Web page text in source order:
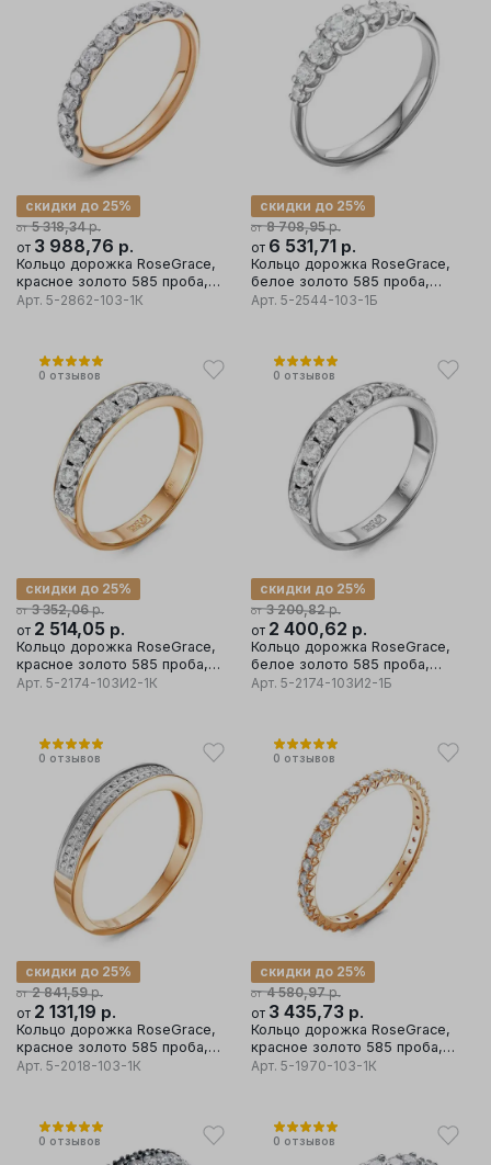
от 5 318,34р.
скидки до 25%
от 3 988,76 р.
Кольцо дорожка RoseGrace,
красное золото 585 проба,
вставка бриллиант
Арт. 5-2862-103-1К
от 8 708,95р.
скидки до 25%
от 6 531,71 р.
Кольцо дорожка RoseGrace,
белое золото 585 проба,
вставка бриллиант
Арт. 5-2544-103-1Б
0 отзывов
от 3 352,06р.
скидки до 25%
от 2 514,05 р.
Кольцо дорожка RoseGrace,
красное золото 585 проба,
вставка бриллиант
Арт. 5-2174-103И2-1К
0 отзывов
от 3 200,82р.
скидки до 25%
от 2 400,62 р.
Кольцо дорожка RoseGrace,
белое золото 585 проба,
вставка бриллиант
Арт. 5-2174-103И2-1Б
0 отзывов
от 2 841,59р.
скидки до 25%
от 2 131,19 р.
Кольцо дорожка RoseGrace,
красное золото 585 проба,
вставка бриллиант
Арт. 5-2018-103-1К
0 отзывов
от 4 580,97р.
скидки до 25%
от 3 435,73 р.
Кольцо дорожка RoseGrace,
красное золото 585 проба,
вставка бриллиант
Арт. 5-1970-103-1К
0 отзывов 0 отзывов